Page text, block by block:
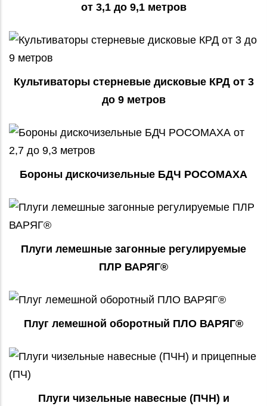
от 3,1 до 9,1 метров
Культиваторы стерневые дисковые КРД от 3
до 9 метров
Бороны дискочизельные БДЧ РОСОМАХА
Плуги лемешные загонные регулируемые
ПЛР ВАРЯГ®
Плуг лемешной оборотный ПЛО ВАРЯГ®
Плуги чизельные навесные (ПЧН) и